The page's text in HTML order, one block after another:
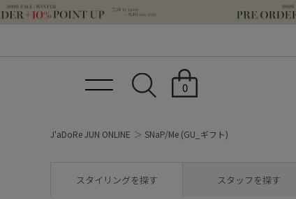
0
J'aDoRe JUN ONLINE SNaP/Me (GU_ギフト)
スタイリングを探す スタッフを探す